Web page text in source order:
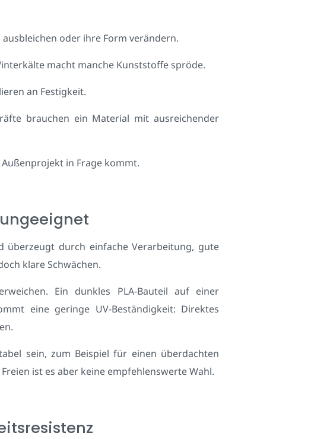
oder ihre Form verändern.
macht manche Kunststoffe spröde.
an Festigkeit.
brauchen ein Material mit ausreichender
in Frage kommt.
überzeugt durch einfache Verarbeitung, gute
klare Schwächen.
Ein dunkles PLA-Bauteil auf einer
eine geringe UV-Beständigkeit: Direktes
sein, zum Beispiel für einen überdachten
ist es aber keine empfehlenswerte Wahl.